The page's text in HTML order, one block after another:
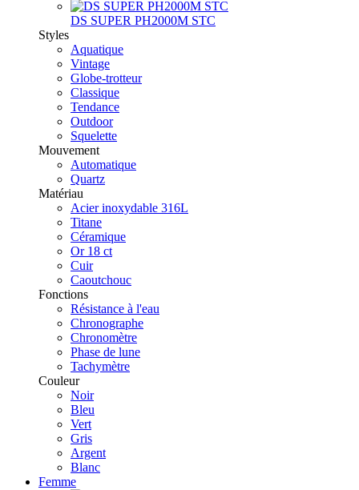
DS SUPER PH2000M STC
Styles
Aquatique
Vintage
Globe-trotteur
Classique
Tendance
Outdoor
Squelette
Mouvement
Automatique
Quartz
Matériau
Acier inoxydable 316L
Titane
Céramique
Or 18 ct
Cuir
Caoutchouc
Fonctions
Résistance à l'eau
Chronographe
Chronomètre
Phase de lune
Tachymètre
Couleur
Noir
Bleu
Vert
Gris
Argent
Blanc
Femme